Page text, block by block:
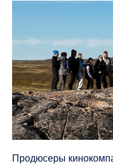
Продюсеры